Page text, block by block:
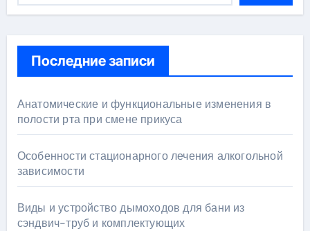
Последние записи
Анатомические и функциональные изменения в
полости рта при смене прикуса
Особенности стационарного лечения алкогольной
зависимости
Виды и устройство дымоходов для бани из
сэндвич-труб и комплектующих